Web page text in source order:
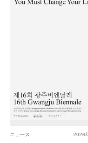
2026
ニュース